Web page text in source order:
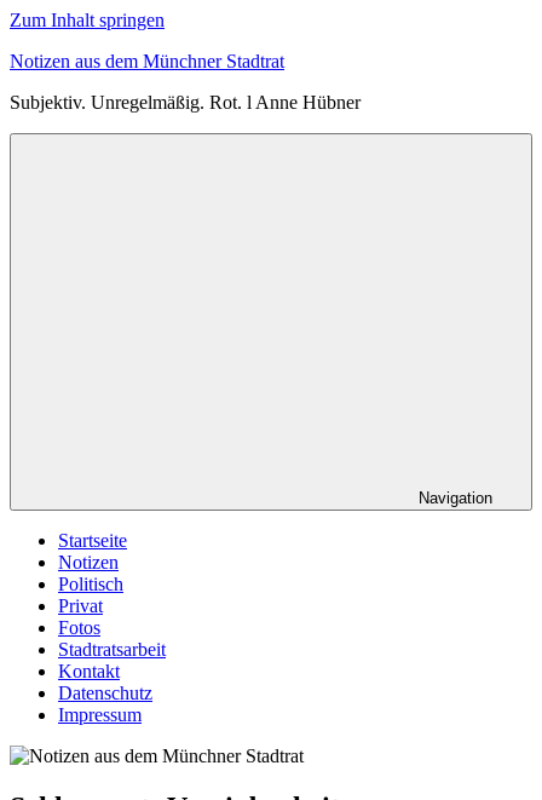
Zum Inhalt springen
Notizen aus dem Münchner Stadtrat
Subjektiv. Unregelmäßig. Rot. l Anne Hübner
Navigation
Startseite
Notizen
Politisch
Privat
Fotos
Stadtratsarbeit
Kontakt
Datenschutz
Impressum